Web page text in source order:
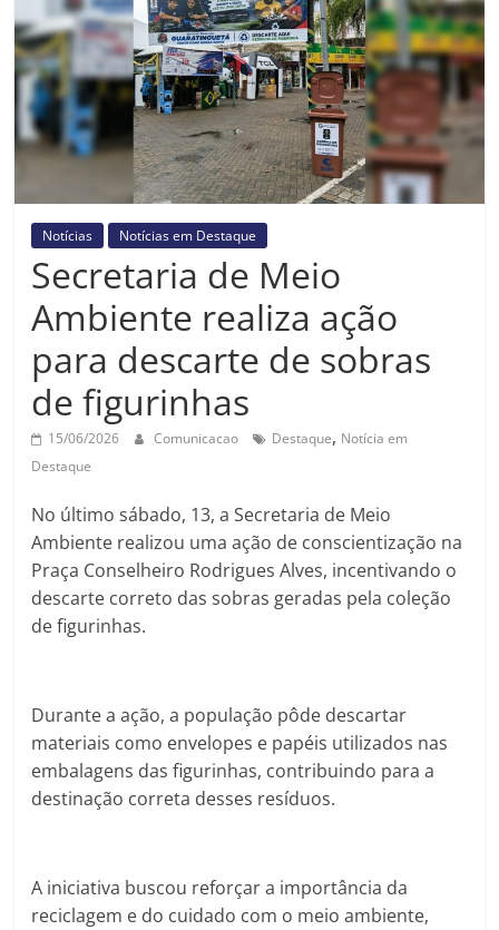
Prefeitura
Estância
Turística
Guaratinguetá
Notícias Notícias em Destaque
Secretaria de Meio
Ambiente realiza ação
para descarte de sobras
de figurinhas
15/06/2026 Comunicacao Destaque, Notícia em
Destaque
No último sábado, 13, a Secretaria de Meio
Ambiente realizou uma ação de conscientização na
Praça Conselheiro Rodrigues Alves, incentivando o
descarte correto das sobras geradas pela coleção
de figurinhas.
Durante a ação, a população pôde descartar
materiais como envelopes e papéis utilizados nas
embalagens das figurinhas, contribuindo para a
destinação correta desses resíduos.
A iniciativa buscou reforçar a importância da
reciclagem e do cuidado com o meio ambiente,